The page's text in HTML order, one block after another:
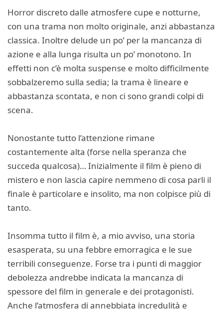
Horror discreto dalle atmosfere cupe e notturne,
con una trama non molto originale, anzi abbastanza
classica. Inoltre delude un po’ per la mancanza di
azione e alla lunga risulta un po’ monotono. In
effetti non c’è molta suspense e molto difficilmente
sobbalzeremo sulla sedia; la trama è lineare e
abbastanza scontata, e non ci sono grandi colpi di
scena.
Nonostante tutto l’attenzione rimane
costantemente alta (forse nella speranza che
succeda qualcosa)… Inizialmente il film è pieno di
mistero e non lascia capire nemmeno di cosa parli il
finale è particolare e insolito, ma non colpisce più di
tanto.
Insomma tutto il film è, a mio avviso, una storia
esasperata, su una febbre emorragica e le sue
terribili conseguenze. Forse tra i punti di maggior
debolezza andrebbe indicata la mancanza di
spessore del film in generale e dei protagonisti.
Anche l’atmosfera di annebbiata incredulità e